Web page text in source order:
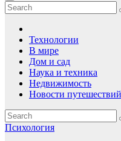
Технологии
В мире
Дом и сад
Наука и техника
Недвижимость
Новости путешествий
Психология